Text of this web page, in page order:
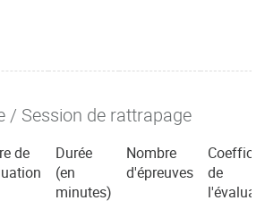
/ Session de rattrapage
de
Durée
(en
minutes)
Nombre
d'épreuves
de